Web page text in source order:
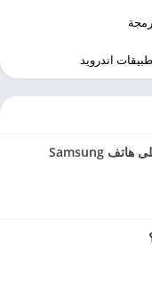
اندرويد
حل مشكلة Sleep of Death على هاتف Samsung